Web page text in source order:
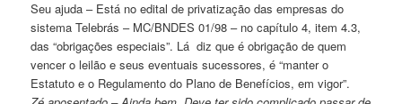
Seu ajuda – Está no edital de privatização das empresas do
sistema Telebrás – MC/BNDES 01/98 – no capítulo 4, item 4.3,
das “obrigações especiais”. Lá diz que é obrigação de quem
vencer o leilão e seus eventuais sucessores, é “manter o
Estatuto e o Regulamento do Plano de Benefícios, em vigor”.